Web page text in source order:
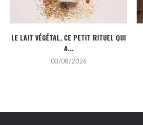
LE LAIT VÉGÉTAL, CE PETIT RITUEL QUI
A...
03/08/2026